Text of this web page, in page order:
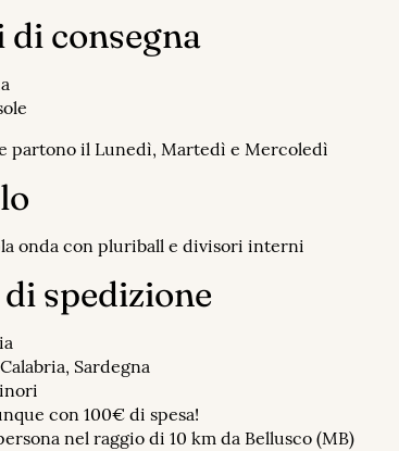
di consegna
partono il Lunedì, Martedì e Mercoledì
onda con pluriball e divisori interni
di spedizione
Sardegna
con 100€ di spesa!
nel raggio di 10 km da Bellusco (MB)